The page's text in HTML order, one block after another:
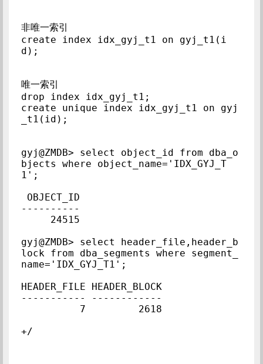
非唯一索引
create index idx_gyj_t1 on gyj_t1(i
d);
唯一索引
drop index idx_gyj_t1;
create unique index idx_gyj_t1 on gyj
_t1(id);
gyj@ZMDB> select object_id from dba_o
bjects where object_name='IDX_GYJ_T
1';
----------
gyj@ZMDB> select header_file,header_b
lock from dba_segments where segment_
name='IDX_GYJ_T1';
HEADER_FILE HEADER_BLOCK
----------- ------------
+/